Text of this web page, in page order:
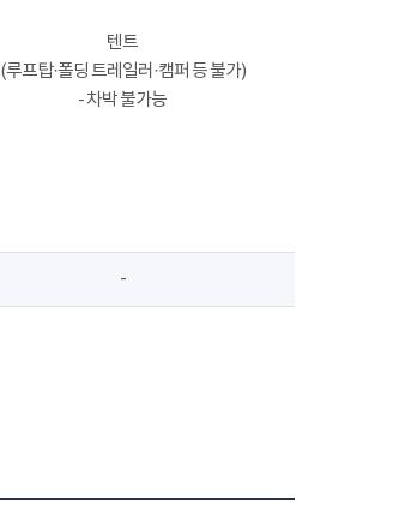
텐트
(루프탑·폴딩 트레일러·캠퍼 등 불가)
- 차박 불가능
-